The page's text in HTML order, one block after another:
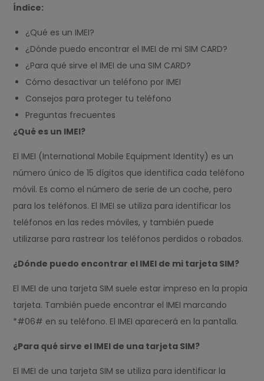
Índice:
¿Qué es un IMEI?
¿Dónde puedo encontrar el IMEI de mi SIM CARD?
¿Para qué sirve el IMEI de una SIM CARD?
Cómo desactivar un teléfono por IMEI
Consejos para proteger tu teléfono
Preguntas frecuentes
¿Qué es un IMEI?
El IMEI (International Mobile Equipment Identity) es un
número único de 15 dígitos que identifica cada teléfono
móvil. Es como el número de serie de un coche, pero
para los teléfonos. El IMEI se utiliza para identificar los
teléfonos en las redes móviles, y también puede
utilizarse para rastrear los teléfonos perdidos o robados.
¿Dónde puedo encontrar el IMEI de mi tarjeta SIM?
El IMEI de una tarjeta SIM suele estar impreso en la propia
tarjeta. También puede encontrar el IMEI marcando
*#06# en su teléfono. El IMEI aparecerá en la pantalla.
¿Para qué sirve el IMEI de una tarjeta SIM?
El IMEI de una tarjeta SIM se utiliza para identificar la